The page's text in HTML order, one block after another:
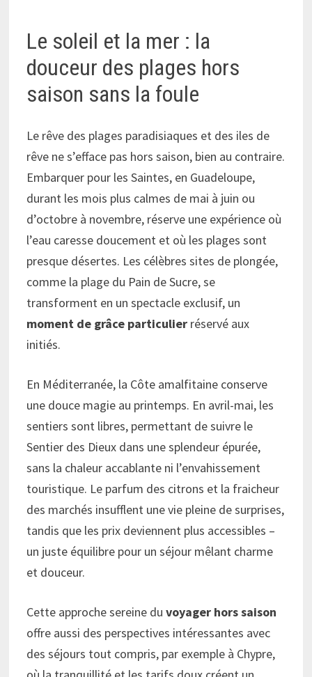
Le soleil et la mer : la
douceur des plages hors
saison sans la foule
Le rêve des plages paradisiaques et des iles de
rêve ne s’efface pas hors saison, bien au contraire.
Embarquer pour les Saintes, en Guadeloupe,
durant les mois plus calmes de mai à juin ou
d’octobre à novembre, réserve une expérience où
l’eau caresse doucement et où les plages sont
presque désertes. Les célèbres sites de plongée,
comme la plage du Pain de Sucre, se
transforment en un spectacle exclusif, un
moment de grâce particulier réservé aux
initiés.
En Méditerranée, la Côte amalfitaine conserve
une douce magie au printemps. En avril-mai, les
sentiers sont libres, permettant de suivre le
Sentier des Dieux dans une splendeur épurée,
sans la chaleur accablante ni l’envahissement
touristique. Le parfum des citrons et la fraicheur
des marchés insufflent une vie pleine de surprises,
tandis que les prix deviennent plus accessibles –
un juste équilibre pour un séjour mêlant charme
et douceur.
Cette approche sereine duvoyager hors saison
offre aussi des perspectives intéressantes avec
des séjours tout compris, par exemple à Chypre,